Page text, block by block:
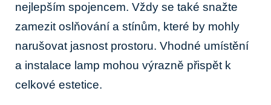
nejlepším spojencem. Vždy se také snažte
zamezit oslňování a stínům, které by mohly
narušovat jasnost prostoru. Vhodné umístění
a instalace lamp mohou výrazně přispět k
celkové estetice.